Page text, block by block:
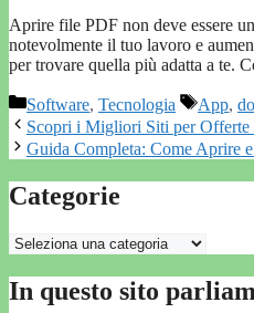
Aprire file PDF non deve essere
notevolmente il tuo lavoro e
per trovare quella più adatta a te.
Categorie
Software, Tecnologia Tag
App,
Scopri i Migliori Siti per Offerte
Guida Completa: Come Aprire
Categorie
Categorie
In questo sito